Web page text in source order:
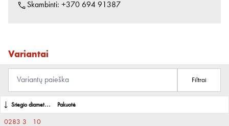
Skambinti: +370 694 91387
Variantai
Filtrai
Sriegio diametras Pakuotė
0283 3 10